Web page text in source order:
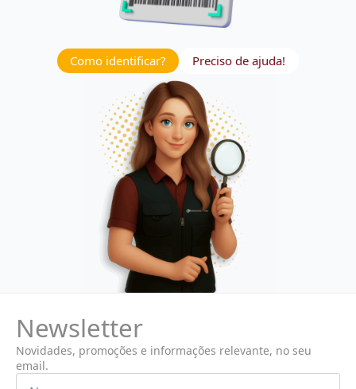
Como identificar? Preciso de ajuda!
Newsletter
Novidades, promoções e informações relevante, no seu
email.
Nome